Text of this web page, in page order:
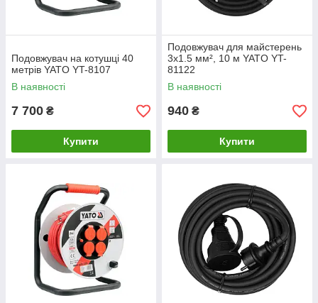
Подовжувач на котушці 40
метрів YATO YT-8107
В наявності
7 700 ₴
Купити
Подовжувач для майстерень
3х1.5 мм², 10 м YATO YT-
81122
В наявності
940 ₴
Купити